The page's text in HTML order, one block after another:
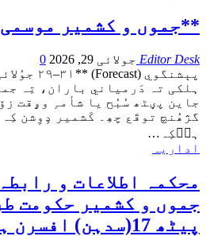
**جموں و كشمیر موسمی
Editor Desk جولائی 29, 2026
0
پېشنگوي (Forecast)
ہلکی تہ دَرمياني باران، تِہ
گژھُنچ توقَع چھِ۔ کَشمير ډِوِشن کِہ
ہٮ۪کِہ …
اداریہ
جموں و کشمیر حکومت
پیٹھ 17(سدہن) افسرن ہند…